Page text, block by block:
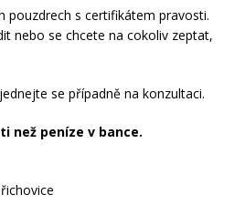
pouzdrech s certifikátem pravosti.
nebo se chcete na cokoliv zeptat,
se případně na konzultaci.
než peníze v bance.